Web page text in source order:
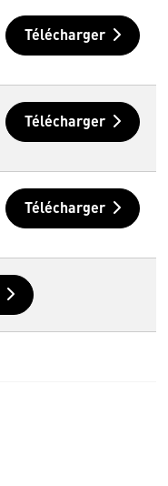
Télécharger
Télécharger
Télécharger